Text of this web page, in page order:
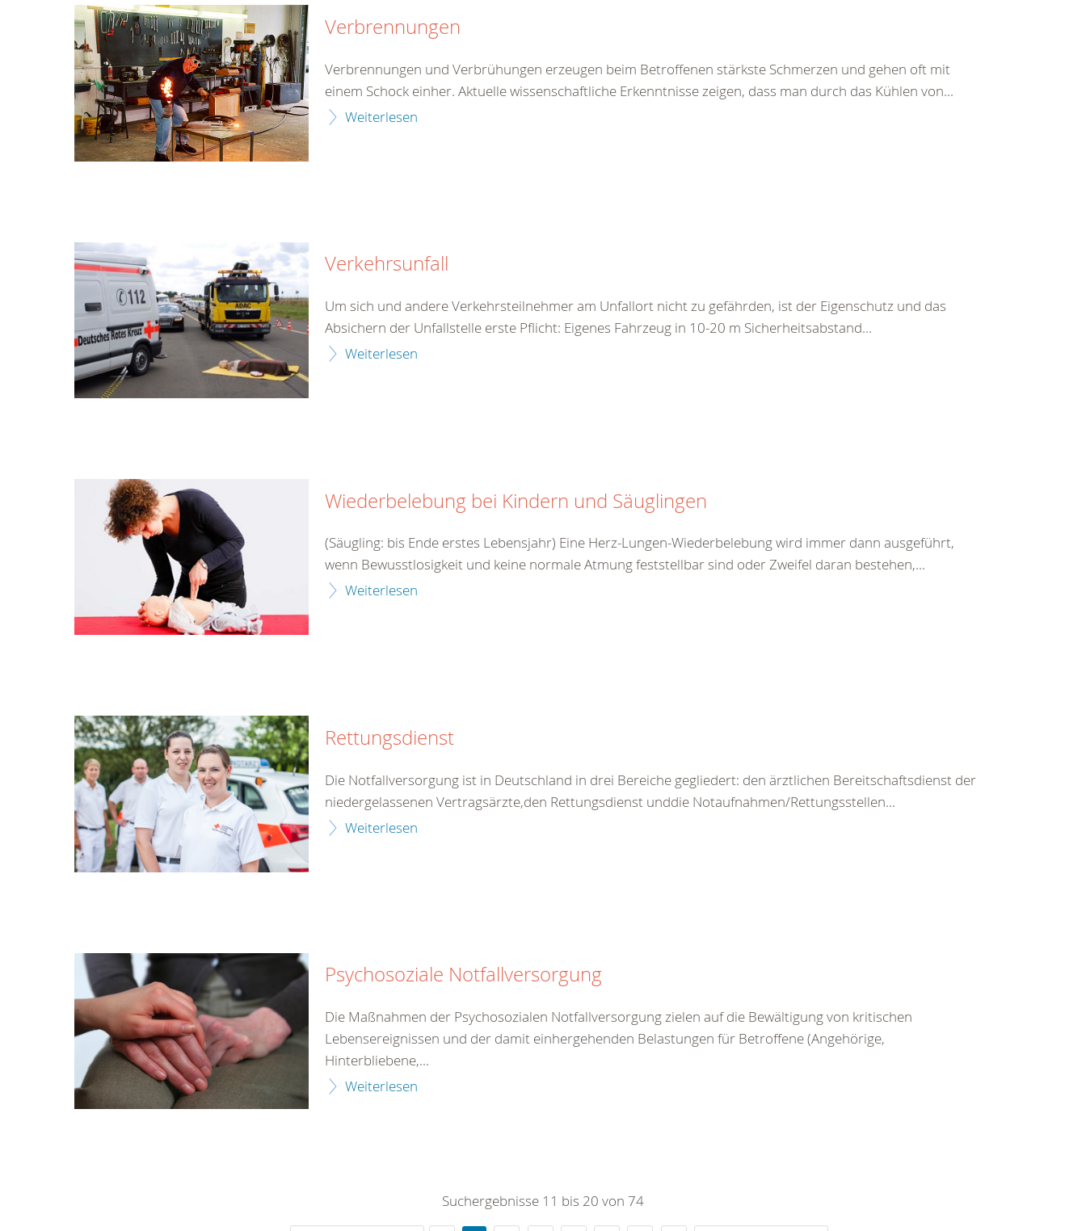
Verbrennungen
Verbrennungen und Verbrühungen erzeugen beim Betroffenen stärkste Schmerzen und gehen oft mit
einem Schock einher. Aktuelle wissenschaftliche Erkenntnisse zeigen, dass man durch das Kühlen von...
Weiterlesen
Verkehrsunfall
Um sich und andere Verkehrsteilnehmer am Unfallort nicht zu gefährden, ist der Eigenschutz und das
Absichern der Unfallstelle erste Pflicht: Eigenes Fahrzeug in 10-20 m Sicherheitsabstand...
Weiterlesen
Wiederbelebung bei Kindern und Säuglingen
(Säugling: bis Ende erstes Lebensjahr) Eine Herz-Lungen-Wiederbelebung wird immer dann ausgeführt,
wenn Bewusstlosigkeit und keine normale Atmung feststellbar sind oder Zweifel daran bestehen,...
Weiterlesen
Rettungsdienst
Die Notfallversorgung ist in Deutschland in drei Bereiche gegliedert: den ärztlichen Bereitschaftsdienst der
niedergelassenen Vertragsärzte,den Rettungsdienst unddie Notaufnahmen/Rettungsstellen...
Weiterlesen
Psychosoziale Notfallversorgung
Die Maßnahmen der Psychosozialen Notfallversorgung zielen auf die Bewältigung von kritischen
Lebensereignissen und der damit einhergehenden Belastungen für Betroffene (Angehörige,
Hinterbliebene,...
Weiterlesen
Suchergebnisse 11 bis 20 von 74